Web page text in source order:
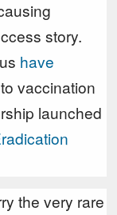
story.
have
vaccination
launched
the very rare